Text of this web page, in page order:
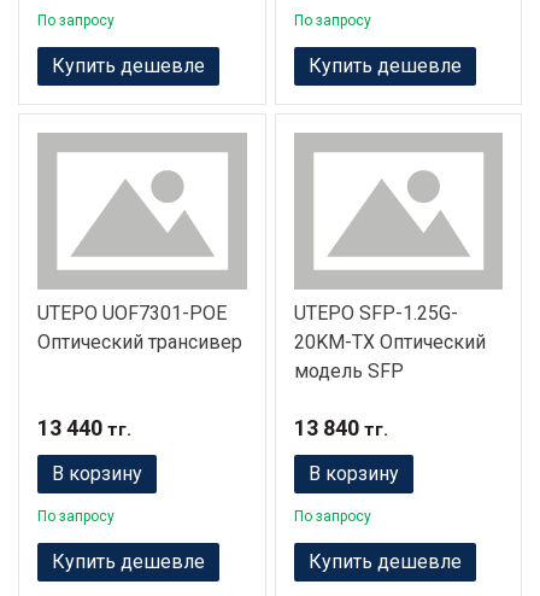
По запросу
Купить дешевле
По запросу
Купить дешевле
UTEPO UOF7301-POE
Оптический трансивер
13 440 тг.
В корзину
По запросу
Купить дешевле
UTEPO SFP-1.25G-
20KM-TX Оптический
модель SFP
13 840тг.
В корзину
По запросу
Купить дешевле